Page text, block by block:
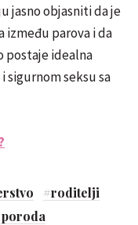
jasno objasniti da je
između parova i da
postaje idealna
i sigurnom seksu sa
#roditelji